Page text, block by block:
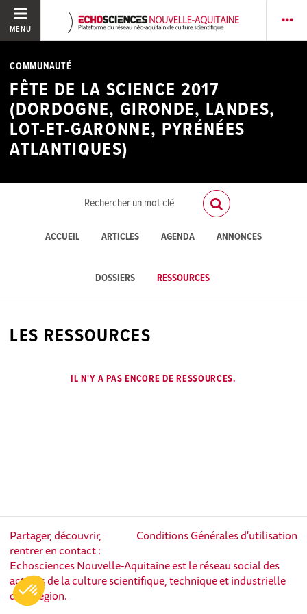
MENU
COMMUNAUTÉ
FÊTE DE LA SCIENCE 2017
(DORDOGNE, GIRONDE, LANDES,
LOT-ET-GARONNE, PYRÉNÉES
ATLANTIQUES)
ACCUEIL ARTICLES AGENDA ANNONCES
DOSSIERS RESSOURCES
LES RESSOURCES
IL N'Y A PAS ENCORE DE RESSOURCES.
Conditions Générales d'utilisation
Partager, découvrir,
rentrer en contact :
Echosciences Nouvelle-Aquitaine est le réseau social des
acteurs de la culture scientifique, technique et industrielle
de la région.